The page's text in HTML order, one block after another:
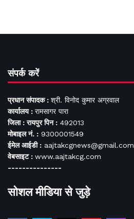
संपर्क करें
प्रधान संपादक : श्री. विनोद कुमार अग्रवाल
कार्यालय : रामसागर पारा
जिला : रायपुर पिन : 492013
मोबाइल नं. : 9300001549
ईमेल आईडी : aajtakcgnews@gmail.com
वेबसाइट : www.aajtakcg.com
---------------
सोशल मीडिया से जुड़े